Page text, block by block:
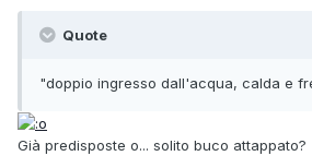
Quote
"doppio ingresso dall'acqua, calda e
Già predisposte o... solito buco attappato?